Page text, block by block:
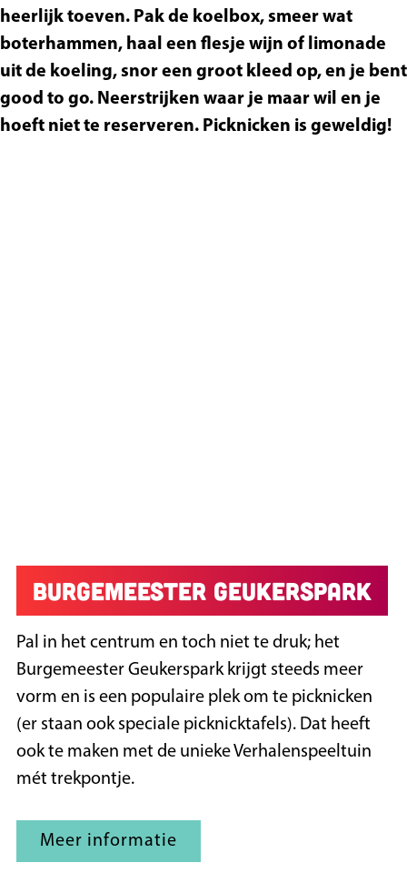
heerlijk toeven. Pak de koelbox, smeer wat
boterhammen, haal een flesje wijn of limonade
uit de koeling, snor een groot kleed op, en je bent
good to go. Neerstrijken waar je maar wil en je
hoeft niet te reserveren. Picknicken is geweldig!
Burgemeester Geukerspark
Pal in het centrum en toch niet te druk; het
Burgemeester Geukerspark krijgt steeds meer
vorm en is een populaire plek om te picknicken
(er staan ook speciale picknicktafels). Dat heeft
ook te maken met de unieke Verhalenspeeltuin
mét trekpontje.
Meer informatie